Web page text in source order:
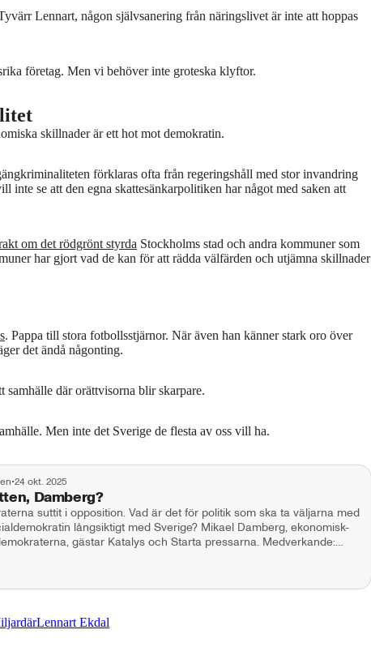
Lennart, någon självsanering från näringslivet är inte att hoppas
företag. Men vi behöver inte groteska klyftor.
skillnader är ett hot mot demokratin.
förklaras ofta från regeringshåll med stor invandring
inte se att den egna skattesänkarpolitiken har något med saken att
om det rödgrönt styrda Stockholms stad och andra kommuner som
har gjort vad de kan för att rädda välfärden och utjämna skillnader
. Pappa till stora fotbollsstjärnor. När även han känner stark oro över
det ändå någonting.
där orättvisorna blir skarpare.
Men inte det Sverige de flesta av oss vill ha.
•24 okt. 2025
Damberg?
suttit i opposition. Vad är det för politik som ska ta väljarna med
långsiktigt med Sverige? Mikael Damberg, ekonomisk-
gästar Katalys och Starta pressarna. Medverkande:
Max Jerneck & Daniel Suhonen
Lennart Ekdal